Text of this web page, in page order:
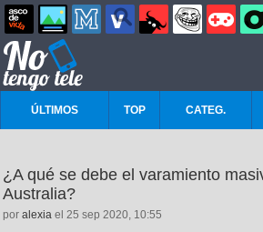
ÚLTIMOS TOP CATEG.
¿A qué se debe el varamiento
Australia?
por alexia el 25 sep 2020, 10:55